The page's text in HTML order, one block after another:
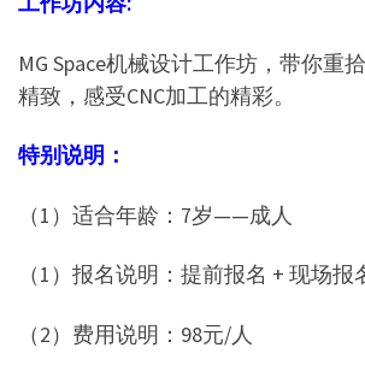
MG Space机械设计工作坊，带你重
精致，感受CNC加工的精彩。
特别说明：
（1）适合年龄：7岁——成人
（1）报名说明：提前报名 + 现场报
（2）费用说明：98元/人